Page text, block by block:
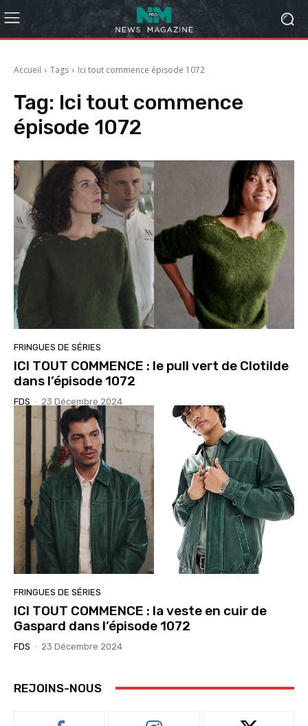
Accueil Tags Ici tout commence épisode 1072
Tag: Ici tout commence
épisode 1072
FRINGUES DE SÉRIES
ICI TOUT COMMENCE : le pull vert de Clotilde
dans l’épisode 1072
FDS - 23 Décembre 2024
FRINGUES DE SÉRIES
ICI TOUT COMMENCE : la veste en cuir de
Gaspard dans l’épisode 1072
FDS - 23 Décembre 2024
REJOINS-NOUS